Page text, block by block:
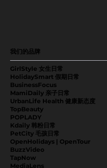
TapNow
MediaLens
GirlStyle 女生日常
HolidaySmart 假期日常
BusinessFocus
MamiDaily 亲子日常
UrbanLife Health 健康新态度
TopBeauty
POPLADY
Kdaily 韩粉日常
PetCity 毛孩日常
OpenHolidays | OpenTour
BuzzVideo
我们的品牌